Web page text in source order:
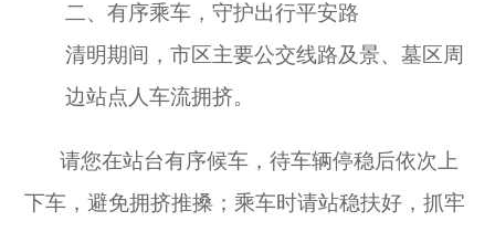
二、有序乘车，守护出行平安路
清明期间，市区主要公交线路及景、墓区周
边站点 人车流拥挤。
请您在站台有序候车，待车辆停稳后依次上
下车，避免拥挤推搡；乘车时请站稳扶好，抓牢